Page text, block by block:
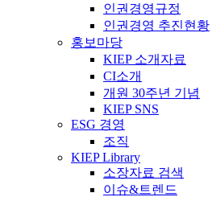
인권경영규정
인권경영 추진현황
홍보마당
KIEP 소개자료
CI소개
개원 30주년 기념
KIEP SNS
ESG 경영
조직
KIEP Library
소장자료 검색
이슈&트렌드